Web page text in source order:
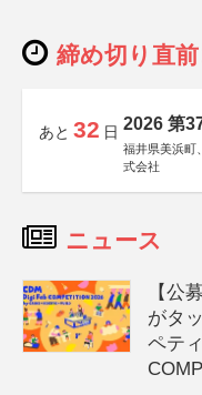
締め切り直
あと 32 日 2026 第
福井県美浜町
式会社
ニュース
【公
がタ
ペテ